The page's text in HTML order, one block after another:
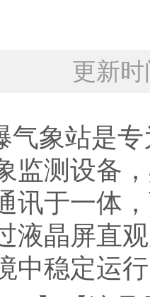
更新
气象站是
监测设备
讯于一体
液晶屏直
中稳定运